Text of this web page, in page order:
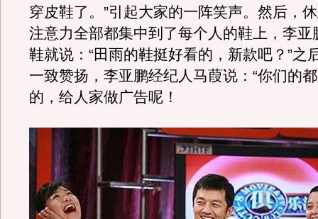
穿皮鞋了。”引起大家的一阵笑声。然后，
注意力全部都集中到了每个人的鞋上，李亚
鞋就说：“田雨的鞋挺好看的，新款吧？”之
一致赞扬，李亚鹏经纪人马葭说：“你们的
的，给人家做广告呢！